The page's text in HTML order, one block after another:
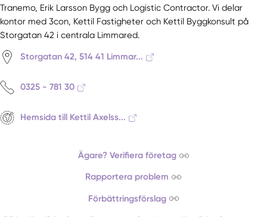
Tranemo, Erik Larsson Bygg och Logistic Contractor. Vi delar
kontor med 3con, Kettil Fastigheter och Kettil Byggkonsult på
Storgatan 42 i centrala Limmared.
Storgatan 42, 514 41 Limmar...
0325 - 781 30
Hemsida till Kettil Axelss...
Ägare? Verifiera företag
Rapportera problem
Förbättringsförslag